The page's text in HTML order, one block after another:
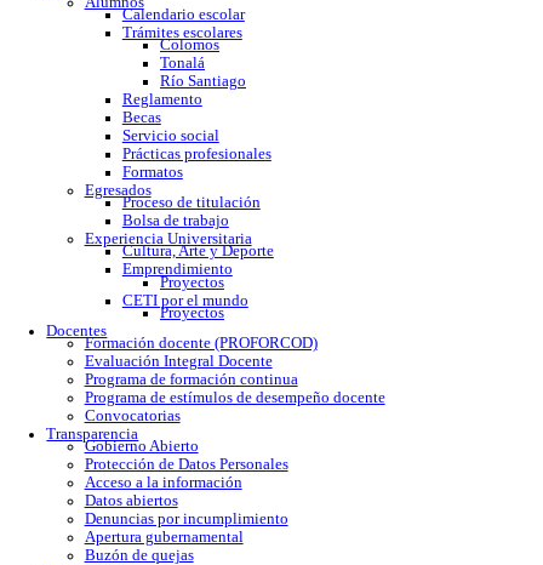
Río Santiago
Plantel Río Santiago
Galería
Desarrollo académico
GOE
Tutorías
Biblioteca
Escuela verde
Sistema de control escolar
Estudiantes
Alumnos
Calendario escolar
Trámites escolares
Colomos
Tonalá
Río Santiago
Reglamento
Becas
Servicio social
Prácticas profesionales
Egresados
Proceso de titulación
Bolsa de trabajo
Experiencia Universitaria
Cultura, Arte y Deporte
Emprendimiento